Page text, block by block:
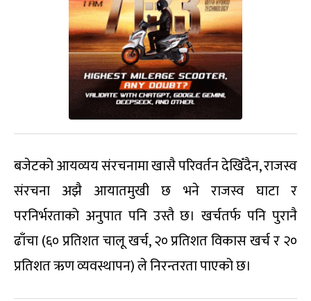
बजेटको आयव्यय संरचनामा खासै परिवर्तन देखिँदैन, राजस्व
संरचना अझै आयातमुखी छ भने राजस्व घाटा र
परनिर्भरताको अनुपात पनि उस्तै छ। खर्चतर्फ पनि पुरानै
ढाँचा (६० प्रतिशत चालू खर्च, २० प्रतिशत विकास खर्च र २०
प्रतिशत ऋण व्यवस्थापन) ले निरन्तरता पाएको छ।